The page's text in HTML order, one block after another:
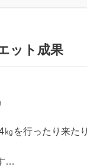
ット成果
㎏を行ったり来た
…